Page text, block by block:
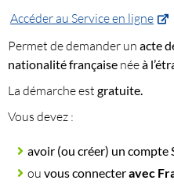
Accéder au Service en ligne
Permet de demander un acte
nationalité française néeà
La démarche est gratuite.
Vous devez :
avoir (ou créer) un compte
ou vous connecteravec